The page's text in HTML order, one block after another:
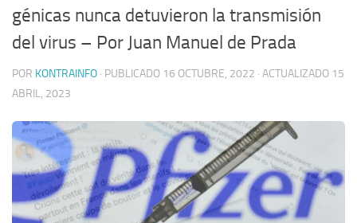
génicas nunca detuvieron la transmisión
del virus – Por Juan Manuel de Prada
POR KONTRAINFO · PUBLICADO 16 OCTUBRE, 2022 · ACTUALIZADO 15
ABRIL, 2023